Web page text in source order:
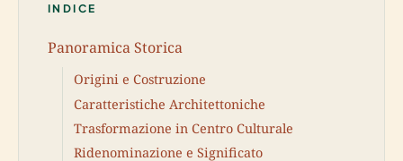
INDICE
Panoramica Storica
Origini e Costruzione
Caratteristiche Architettoniche
Trasformazione in Centro Culturale
Ridenominazione e Significato